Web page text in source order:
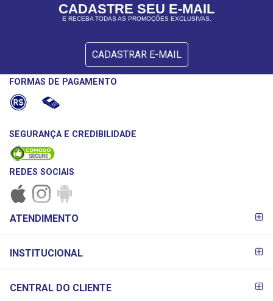
CADASTRE SEU E-MAIL
E RECEBA TODAS AS PROMOÇÕES EXCLUSIVAS.
CADASTRAR E-MAIL
FORMAS DE PAGAMENTO
SEGURANÇA E CREDIBILIDADE
REDES SOCIAIS
PAGAMENTO
ATENDIMENTO
INSTITUCIONAL
CENTRAL DO CLIENTE